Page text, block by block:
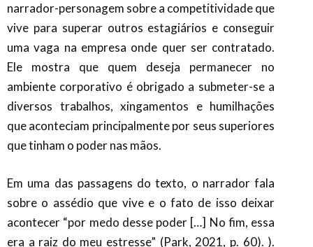
narrador-personagem sobre a competitividade que
vive para superar outros estagiários e conseguir
uma vaga na empresa onde quer ser contratado.
Ele mostra que quem deseja permanecer no
ambiente corporativo é obrigado a submeter-se a
diversos trabalhos, xingamentos e humilhações
que aconteciam principalmente por seus superiores
que tinham o poder nas mãos.
Em uma das passagens do texto, o narrador fala
sobre o assédio que vive e o fato de isso deixar
acontecer “por medo desse poder […] No fim, essa
era a raiz do meu estresse” (Park, 2021, p. 60). ).